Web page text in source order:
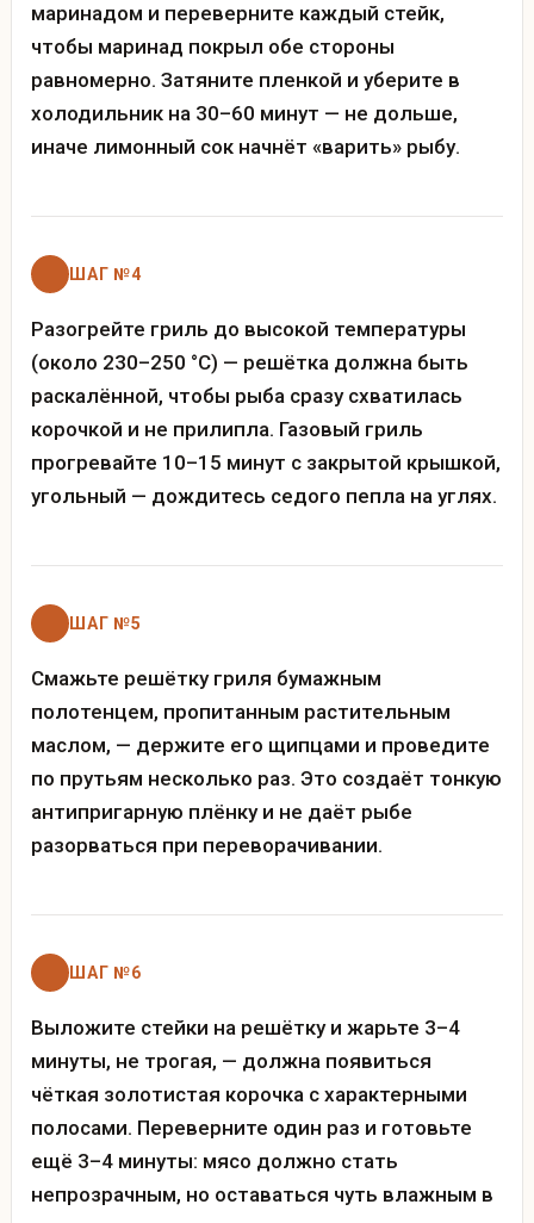
маринадом и переверните каждый стейк,
чтобы маринад покрыл обе стороны
равномерно. Затяните пленкой и уберите в
холодильник на 30–60 минут — не дольше,
иначе лимонный сок начнёт «варить» рыбу.
ШАГ №4
Разогрейте гриль до высокой температуры
(около 230–250 °C) — решётка должна быть
раскалённой, чтобы рыба сразу схватилась
корочкой и не прилипла. Газовый гриль
прогревайте 10–15 минут с закрытой крышкой,
угольный — дождитесь седого пепла на углях.
ШАГ №5
Смажьте решётку гриля бумажным
полотенцем, пропитанным растительным
маслом, — держите его щипцами и проведите
по прутьям несколько раз. Это создаёт тонкую
антипригарную плёнку и не даёт рыбе
разорваться при переворачивании.
ШАГ №6
Выложите стейки на решётку и жарьте 3–4
минуты, не трогая, — должна появиться
чёткая золотистая корочка с характерными
полосами. Переверните один раз и готовьте
ещё 3–4 минуты: мясо должно стать
непрозрачным, но оставаться чуть влажным в